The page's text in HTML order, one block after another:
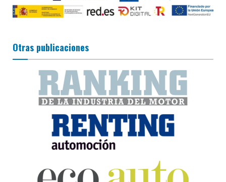
Otras publicaciones